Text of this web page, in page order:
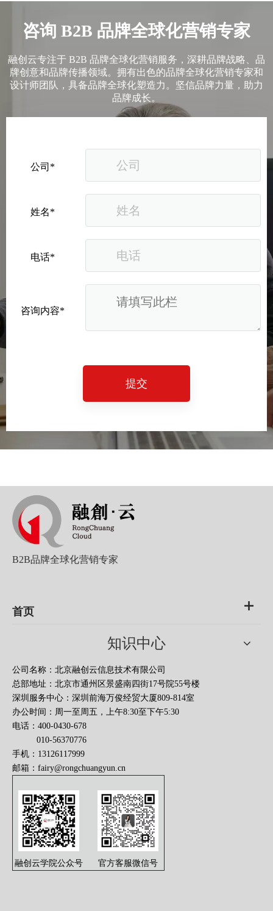
咨询 B2B 品牌全球化营销专家
融创云专注于 B2B 品牌全球化营销服务，深耕品牌战略、品
牌创意和品牌传播领域。拥有出色的品牌全球化营销专家和
设计师团队，具备品牌全球化塑造力。坚信品牌力量，助力
品牌成长。
公司*
姓名*
电话*
咨询内容*
提交
B2B品牌全球化营销专家
首页
知识中心
公司名称：北京融创云信息技术有限公司
总部地址：北京市通州区景盛南四街17号院55号楼
深圳服务中心：深圳前海万俊经贸大厦809-814室
办公时间：周一至周五，上午8:30至下午5:30
电话：400-0430-678
010-56370776
手机：13126117999
邮箱： fairy@rongchuangyun.cn
融创云学院公众号 官方客服微信号